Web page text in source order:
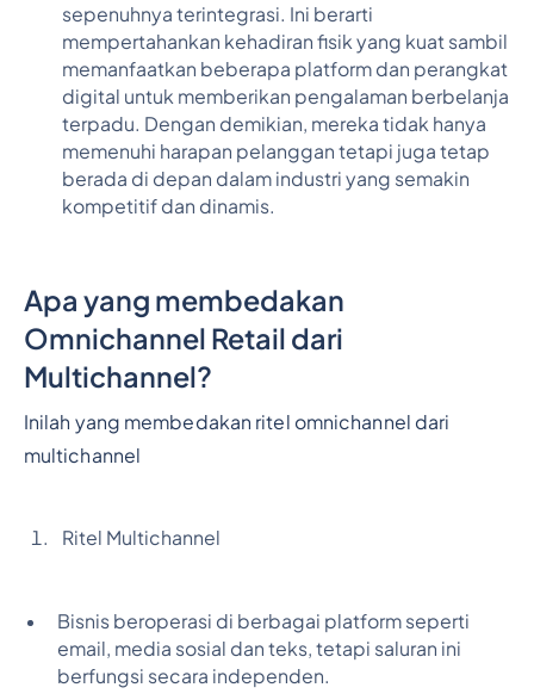
sepenuhnya terintegrasi. Ini berarti
mempertahankan kehadiran fisik yang kuat sambil
memanfaatkan beberapa platform dan perangkat
digital untuk memberikan pengalaman berbelanja
terpadu. Dengan demikian, mereka tidak hanya
memenuhi harapan pelanggan tetapi juga tetap
berada di depan dalam industri yang semakin
kompetitif dan dinamis.
Apa yang membedakan
Omnichannel Retail dari
Multichannel?
Inilah yang membedakan ritel omnichannel dari
multichannel
Ritel Multichannel
Bisnis beroperasi di berbagai platform seperti
email, media sosial dan teks, tetapi saluran ini
berfungsi secara independen.